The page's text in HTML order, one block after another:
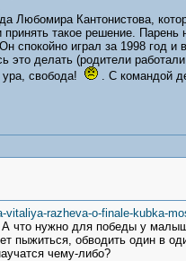
Кантонистова,
такое решение. Парень
играл за 1998 год и
делать (родители
свобода!
. С командой
razheva-o-finale-kubka-
А что нужно для победы у
обводить один в
чему-либо?